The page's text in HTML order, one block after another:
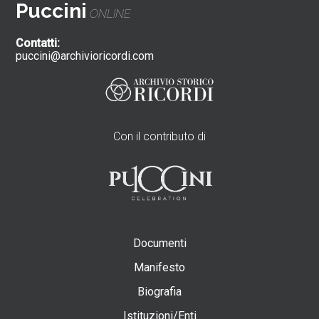
Puccini ONLINE
Contatti:
puccini@archivioricordi.com
Con il contributo di
Documenti
Manifesto
Biografia
Istituzioni/Enti